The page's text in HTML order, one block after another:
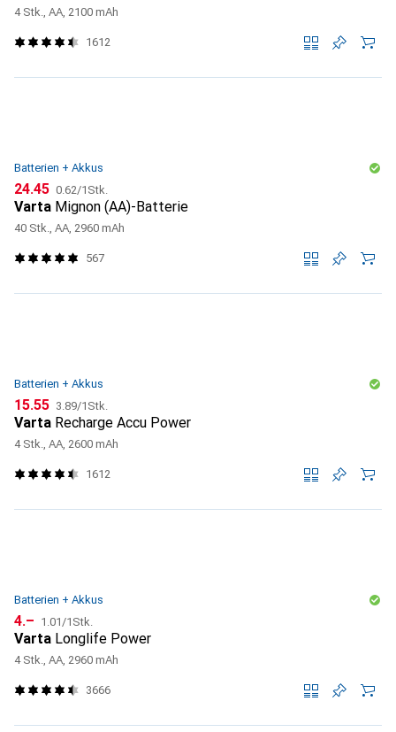
4 Stk., AA, 2100 mAh
1612
Batterien + Akkus
CHF
24.45 CHF
0.62/1Stk.
Varta Mignon (AA)-Batterie
40 Stk., AA, 2960 mAh
567
Batterien + Akkus
CHF
15.55 CHF
3.89/1Stk.
Varta Recharge Accu Power
4 Stk., AA, 2600 mAh
1612
Batterien + Akkus
CHF
4.– CHF
1.01 /1Stk.
Varta Longlife Power
4 Stk., AA, 2960 mAh
3666